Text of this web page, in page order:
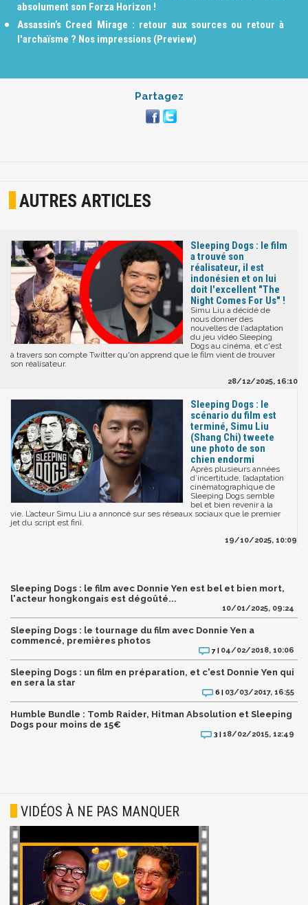
absolument son Forza Horizon !
Assassin’s Creed Mirage : retour aux sources ou retour à
l'archaïsme ? Nos impressions (Preview)
Partagez
AUTRES ARTICLES
Sleeping Dogs : le film
a trouvé son
réalisateur, il est
indonésien et on lui
doit l'excellent "The
Night Comes For Us" !
Simu Liu a décidé de
nous donner des
nouvelles de l'adaptation
du jeu vidéo Sleeping
Dogs au cinéma, et c'est
à travers son compte Twitter qu'on apprend que le film vient de trouver
son réalisateur.
28/12/2025, 16:10
Sleeping Dogs : le
scénario du film est
terminé, Simu Liu
(Shang Chi) tweete
une photo de son
chien endormi
Après plusieurs années
d’incertitude, l’adaptation
cinématographique de
Sleeping Dogs semble
bel et bien revenir à la
vie. L’acteur Simu Liu a annoncé sur ses réseaux sociaux que le premier
jet du script est fini.
19/10/2025, 10:09
Sleeping Dogs : le film avec Donnie Yen est bel et bien mort,
l'acteur hongkongais est dégoûté...
10/01/2025, 09:24
Sleeping Dogs : le tournage du film avec Donnie Yen a
commencé, premières photos
7 | 04/02/2018, 10:06
Sleeping Dogs : un film en préparation, et c'est Donnie Yen qui
en sera la star
6 | 03/03/2017, 16:55
Humble Bundle : Tomb Raider, Hitman Absolution et Sleeping
Dogs pour moins de 15€
3 |18/02/2015, 12:49
VIDÉOS À NE PAS MANQUER